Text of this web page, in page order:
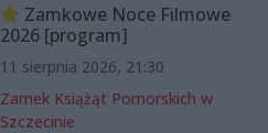
Zamkowe Noce Filmowe
2026 [program]
11 sierpnia 2026, 21:30
Zamek Książąt Pomorskich w
Szczecinie